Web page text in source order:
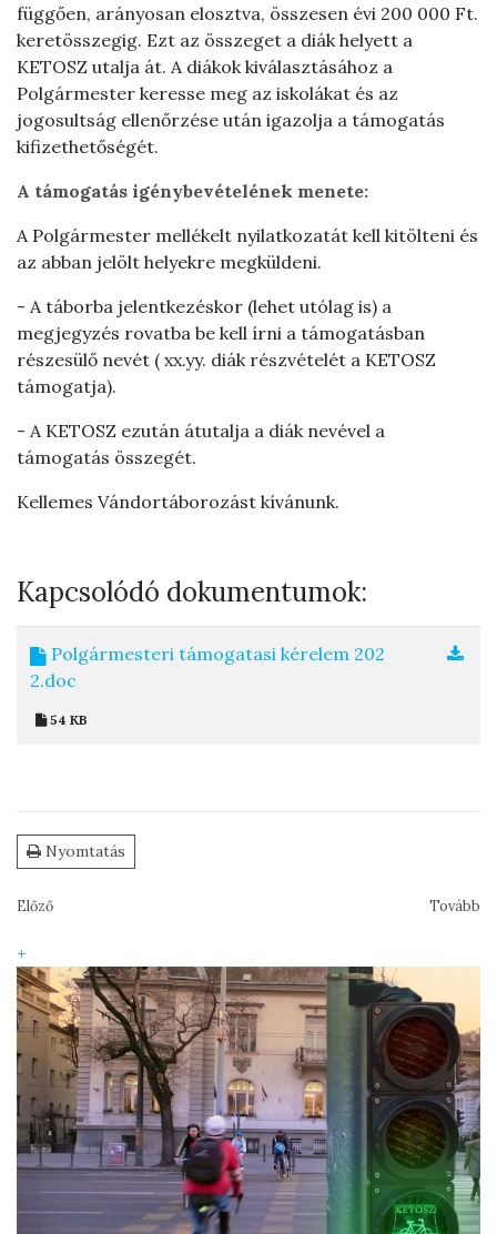
függően, arányosan elosztva, összesen évi 200 000 Ft.
keretösszegig. Ezt az összeget a diák helyett a
KETOSZ utalja át. A diákok kiválasztásához a
Polgármester keresse meg az iskolákat és az
jogosultság ellenőrzése után igazolja a támogatás
kifizethetőségét.
A támogatás igénybevételének menete:
A Polgármester mellékelt nyilatkozatát kell kitölteni és
az abban jelölt helyekre megküldeni.
- A táborba jelentkezéskor (lehet utólag is) a
megjegyzés rovatba be kell írni a támogatásban
részesülő nevét ( xx.yy. diák részvételét a KETOSZ
támogatja).
- A KETOSZ ezután átutalja a diák nevével a
támogatás összegét.
Kellemes Vándortáborozást kívánunk.
Kapcsolódó dokumentumok:
Polgármesteri támogatasi kérelem 202
2.doc
54 KB
Nyomtatás
Előző Tovább
+